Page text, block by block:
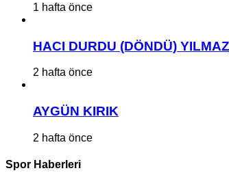
1 hafta önce
HACI DURDU (DÖNDÜ) YILMAZ
2 hafta önce
AYGÜN KIRIK
2 hafta önce
Spor Haberleri